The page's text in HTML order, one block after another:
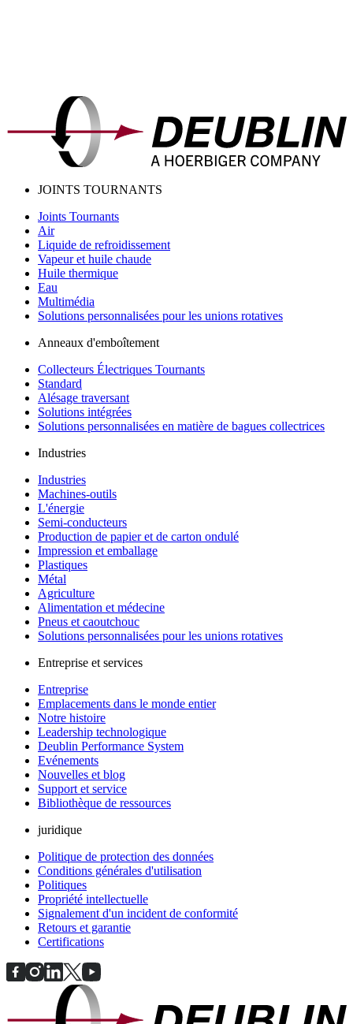
JOINTS TOURNANTS
Joints Tournants
Air
Liquide de refroidissement
Vapeur et huile chaude
Huile thermique
Eau
Multimédia
Solutions personnalisées pour les unions rotatives
Anneaux d'emboîtement
Collecteurs Électriques Tournants
Standard
Alésage traversant
Solutions intégrées
Solutions personnalisées en matière de bagues collectrices
Industries
Industries
Machines-outils
L'énergie
Semi-conducteurs
Production de papier et de carton ondulé
Impression et emballage
Plastiques
Métal
Agriculture
Alimentation et médecine
Pneus et caoutchouc
Solutions personnalisées pour les unions rotatives
Entreprise et services
Entreprise
Emplacements dans le monde entier
Notre histoire
Leadership technologique
Deublin Performance System
Evénements
Nouvelles et blog
Support et service
Bibliothèque de ressources
juridique
Politique de protection des données
Conditions générales d'utilisation
Politiques
Propriété intellectuelle
Signalement d'un incident de conformité
Retours et garantie
Certifications